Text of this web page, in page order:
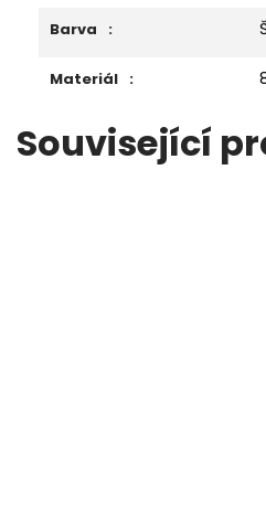
Barva :
Materiál :
Související